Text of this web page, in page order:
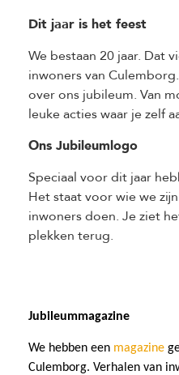
Dit jaar is het feest
We bestaan 20 jaar. Dat
inwoners van
over ons jubileum. Van
leuke acties waar je zelf
Ons Jubileumlogo
Speciaal voor dit jaar
Het staat voor wie we
inwoners doen. Je ziet
plekken terug.
Jubileummagazine
We hebben een magazine
Culemborg. Verhalen van